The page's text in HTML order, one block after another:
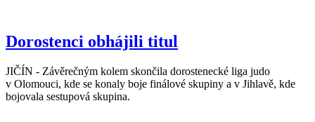
Dorostenci obhájili titul
JIČÍN - Závěrečným kolem skončila dorostenecké liga judo
v Olomouci, kde se konaly boje finálové skupiny a v Jihlavě, kde
bojovala sestupová skupina.